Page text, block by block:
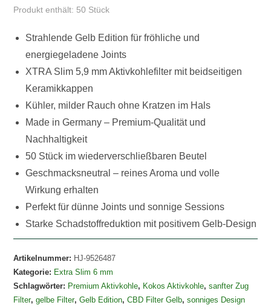
Produkt enthält: 50 Stück
Strahlende Gelb Edition für fröhliche und
energiegeladene Joints
XTRA Slim 5,9 mm Aktivkohlefilter mit beidseitigen
Keramikkappen
Kühler, milder Rauch ohne Kratzen im Hals
Made in Germany – Premium-Qualität und
Nachhaltigkeit
50 Stück im wiederverschließbaren Beutel
Geschmacksneutral – reines Aroma und volle
Wirkung erhalten
Perfekt für dünne Joints und sonnige Sessions
Starke Schadstoffreduktion mit positivem Gelb-Design
Artikelnummer: HJ-9526487
Kategorie: Extra Slim 6 mm
Schlagwörter: Premium Aktivkohle, Kokos Aktivkohle,sanfter Zug
Filter,gelbe Filter,Gelb Edition,CBD Filter Gelb,sonniges Design